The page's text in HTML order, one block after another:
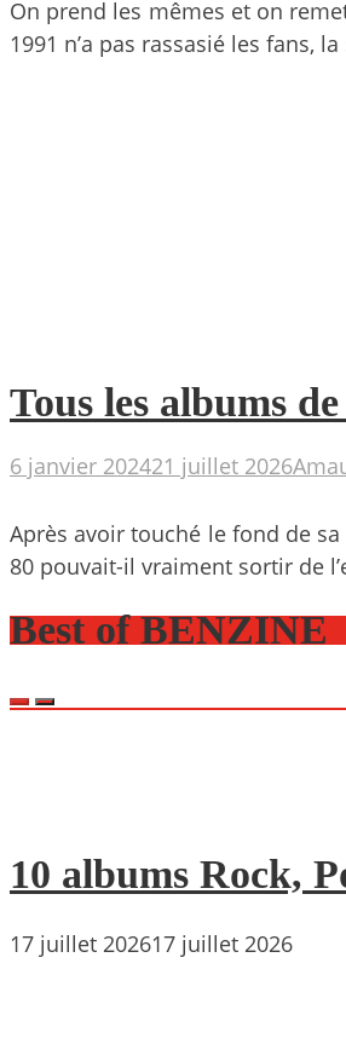
On prend les mêmes et on
1991 n’a pas rassasié les fans,
Tous les albums
6 janvier 202421 juillet 2026
Après avoir touché le fond de
80 pouvait-il vraiment sortir de
Best of BENZINE
10 albums Rock,
17 juillet 202617 juillet 2026